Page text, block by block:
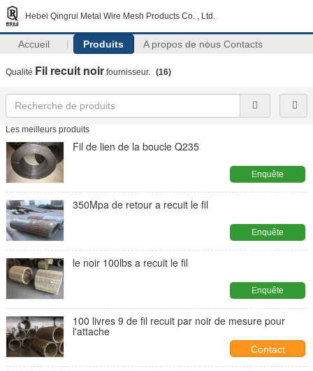
Hebei Qingrui Metal Wire Mesh Products Co. , Ltd.
Accueil Produits A propos de nous Contacts
Qualité Fil recuit noir fournisseur. (16)
Les meilleurs produits
Fil de lien de la boucle Q235
Enquête
maintenant
350Mpa de retour a recuit le fil
Enquête
maintenant
le noir 100lbs a recuit le fil
Enquête
maintenant
100 livres 9 de fil recuit par noir de mesure pour
l'attache
Contact